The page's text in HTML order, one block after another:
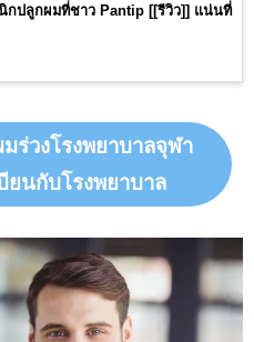
กปลูกผมที่ชาว Pantip [[รีวิว]] แน่นที่
ร่วงโรงพยาบาลจุฬา
ยนกับโรงพยาบาล